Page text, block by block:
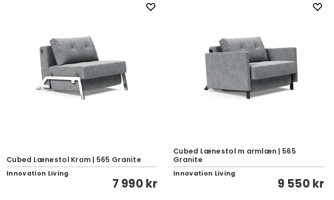
Cubed Lænestol Krom | 565 Granite
Innovation Living
7 990 kr
Cubed Lænestol m armlæn | 565
Granite
Innovation Living
9 550 kr